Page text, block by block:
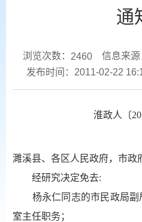
通
浏览次数： 2460
信息来
发布时间：2011-02-22
淮政人〔
濉溪县、各区人民政府，市政
经研究决定免去:
杨永仁同志的市民政局副
室主任职务；